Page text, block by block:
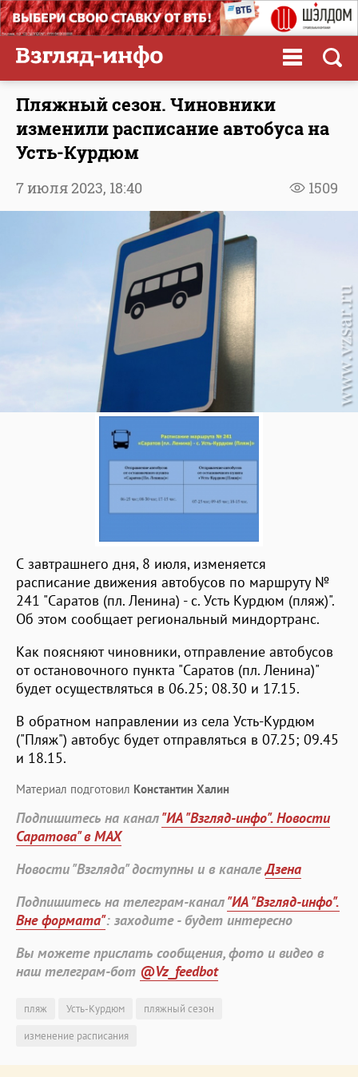
Пляжный сезон. Чиновники
изменили расписание автобуса на
Усть-Курдюм
1509
7 июля 2023, 18:40
С завтрашнего дня, 8 июля, изменяется
расписание движения автобусов по маршруту №
241 "Саратов (пл. Ленина) - с. Усть Курдюм (пляж)".
Об этом сообщает региональный миндортранс.
Как поясняют чиновники, отправление автобусов
от остановочного пункта "Саратов (пл. Ленина)"
будет осуществляться в 06.25; 08.30 и 17.15.
В обратном направлении из села Усть-Курдюм
("Пляж") автобус будет отправляться в 07.25; 09.45
и 18.15.
Материал подготовил Константин Халин
Подпишитесь на канал"ИА "Взгляд-инфо". Новости
Саратова" в MAX
Новости "Взгляда" доступны и в каналеДзена
Подпишитесь на телеграм-канал"ИА "Взгляд-инфо".
Вне формата": заходите - будет интересно
Вы можете прислать сообщения, фото и видео в
наш телеграм-бот @Vz_feedbot
пляж Усть-Курдюм
пляжный сезон
изменение расписания